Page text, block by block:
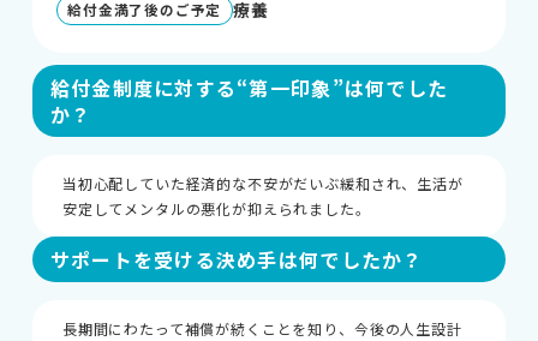
給付金満了後のご予定 療養
給付金制度に対する“第一印象”は何でした
か？
当初心配していた経済的な不安がだいぶ緩和され、生活が
安定してメンタルの悪化が抑えられました。
サポートを受ける決め手は何でしたか？
長期間にわたって補償が続くことを知り、今後の人生設計